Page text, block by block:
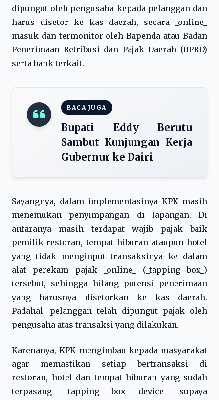
dipungut oleh pengusaha kepada pelanggan dan
harus disetor ke kas daerah, secara _online_
masuk dan termonitor oleh Bapenda atau Badan
Penerimaan Retribusi dan Pajak Daerah (BPRD)
serta bank terkait.
BACA JUGA
Bupati Eddy Berutu
Sambut Kunjungan Kerja
Gubernur ke Dairi
Sayangnya, dalam implementasinya KPK masih
menemukan penyimpangan di lapangan. Di
antaranya masih terdapat wajib pajak baik
pemilik restoran, tempat hiburan ataupun hotel
yang tidak menginput transaksinya ke dalam
alat perekam pajak _online_ (_tapping box_)
tersebut, sehingga hilang potensi penerimaan
yang harusnya disetorkan ke kas daerah.
Padahal, pelanggan telah dipungut pajak oleh
pengusaha atas transaksi yang dilakukan.
Karenanya, KPK mengimbau kepada masyarakat
agar memastikan setiap bertransaksi di
restoran, hotel dan tempat hiburan yang sudah
terpasang _tapping box device_ supaya